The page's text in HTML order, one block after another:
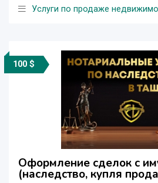
Услуги по продаже
100 $
Оформление сделок с
(наследство, купля